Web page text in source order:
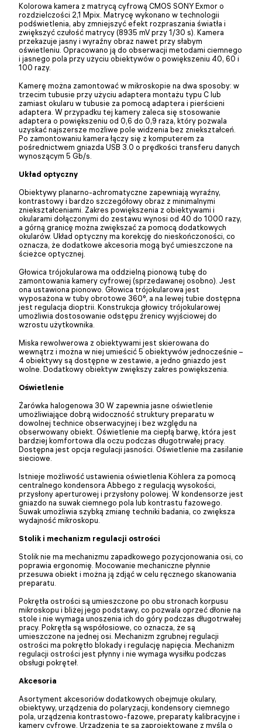
Kolorowa kamera z matrycą cyfrową CMOS SONY Exmor o
rozdzielczości 2,1 Mpix. Matrycę wykonano w technologii
podświetlenia, aby zmniejszyć efekt rozpraszania światła i
zwiększyć czułość matrycy (8935 mV przy 1/30 s). Kamera
przekazuje jasny i wyraźny obraz nawet przy słabym
oświetleniu. Opracowano ją do obserwacji metodami ciemnego
i jasnego pola przy użyciu obiektywów o powiększeniu 40, 60 i
100 razy.
Kamerę można zamontować w mikroskopie na dwa sposoby: w
trzecim tubusie przy użyciu adaptera montażu typu C lub
zamiast okularu w tubusie za pomocą adaptera i pierścieni
adaptera. W przypadku tej kamery zaleca się stosowanie
adaptera o powiększeniu od 0,6 do 0,9 raza, który pozwala
uzyskać najszersze możliwe pole widzenia bez zniekształceń.
Po zamontowaniu kamera łączy się z komputerem za
pośrednictwem gniazda USB 3.0 o prędkości transferu danych
wynoszącym 5 Gb/s.
Układ optyczny
Obiektywy planarno-achromatyczne zapewniają wyraźny,
kontrastowy i bardzo szczegółowy obraz z minimalnymi
zniekształceniami. Zakres powiększenia z obiektywami i
okularami dołączonymi do zestawu wynosi od 40 do 1000 razy,
a górną granicę można zwiększać za pomocą dodatkowych
okularów. Układ optyczny ma korekcję do nieskończoności, co
oznacza, że dodatkowe akcesoria mogą być umieszczone na
ścieżce optycznej.
Głowica trójokularowa ma oddzielną pionową tubę do
zamontowania kamery cyfrowej (sprzedawanej osobno). Jest
ona ustawiona pionowo. Głowica trójokularowa jest
wyposażona w tuby obrotowe 360°, a na lewej tubie dostępna
jest regulacja dioptrii. Konstrukcja głowicy trójokularowej
umożliwia dostosowanie odstępu źrenicy wyjściowej do
wzrostu użytkownika.
Miska rewolwerowa z obiektywami jest skierowana do
wewnątrz i można w niej umieścić 5 obiektywów jednocześnie –
4 obiektywy są dostępne w zestawie, a jedno gniazdo jest
wolne. Dodatkowy obiektyw zwiększy zakres powiększenia.
Oświetlenie
Żarówka halogenowa 30 W zapewnia jasne oświetlenie
umożliwiające dobrą widoczność struktury preparatu w
dowolnej technice obserwacyjnej i bez względu na
obserwowany obiekt. Oświetlenie ma ciepłą barwę, która jest
bardziej komfortowa dla oczu podczas długotrwałej pracy.
Dostępna jest opcja regulacji jasności. Oświetlenie ma zasilanie
sieciowe.
Istnieje możliwość ustawienia oświetlenia Köhlera za pomocą
centralnego kondensora Abbego z regulacją wysokości,
przysłony aperturowej i przysłony polowej. W kondensorze jest
gniazdo na suwak ciemnego pola lub kontrastu fazowego.
Suwak umożliwia szybką zmianę techniki badania, co zwiększa
wydajność mikroskopu.
Stolik i mechanizm regulacji ostrości
Stolik nie ma mechanizmu zapadkowego pozycjonowania osi, co
poprawia ergonomię. Mocowanie mechaniczne płynnie
przesuwa obiekt i można ją zdjąć w celu ręcznego skanowania
preparatu.
Pokrętła ostrości są umieszczone po obu stronach korpusu
mikroskopu i bliżej jego podstawy, co pozwala oprzeć dłonie na
stole i nie wymaga unoszenia ich do góry podczas długotrwałej
pracy. Pokrętła są współosiowe, co oznacza, że są
umieszczone na jednej osi. Mechanizm zgrubnej regulacji
ostrości ma pokrętło blokady i regulację napięcia. Mechanizm
regulacji ostrości jest płynny i nie wymaga wysiłku podczas
obsługi pokręteł.
Akcesoria
Asortyment akcesoriów dodatkowych obejmuje okulary,
obiektywy, urządzenia do polaryzacji, kondensory ciemnego
pola, urządzenia kontrastowo-fazowe, preparaty kalibracyjne i
kamery cyfrowe. Urządzenia te są zaprojektowane z myślą o